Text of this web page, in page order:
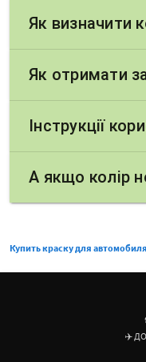
Як визначити
Як отримати
Інструкції
А якщо колір
Купить краску для
✈️